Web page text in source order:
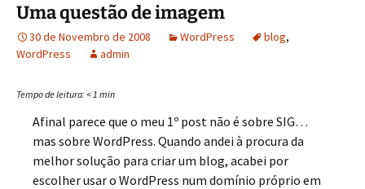
Uma questão de imagem
30 de Novembro de 2008 WordPress blog,
WordPress
admin
Tempo de leitura:< 1 min
Afinal parece que o meu 1º post não é sobre SIG…
mas sobre WordPress. Quando andei à procura da
melhor solução para criar um blog, acabei por
escolher usar o WordPress num domínio próprio em